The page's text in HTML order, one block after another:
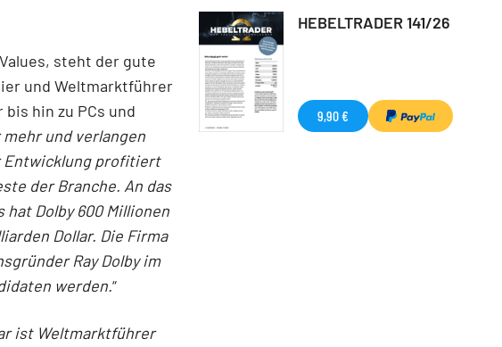
steht der gute
und Weltmarktführer
hin zu PCs und
und verlangen
Entwicklung profitiert
der Branche. An das
Dolby 600 Millionen
Dollar. Die Firma
Ray Dolby im
werden.“
ist Weltmarktführer
HEBELTRADER 141/26
9,90 €